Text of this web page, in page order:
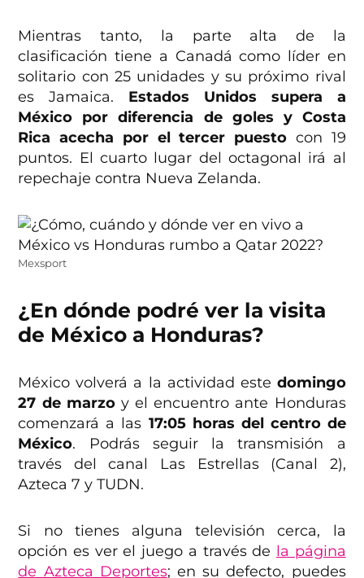
Mientras tanto, la parte alta de la
clasificación tiene a Canadá como líder en
solitario con 25 unidades y su próximo rival
es Jamaica. Estados Unidos supera a
México por diferencia de goles y Costa
Rica acecha por el tercer puesto con 19
puntos. El cuarto lugar del octagonal irá al
repechaje contra Nueva Zelanda.
Mexsport
¿En dónde podré ver la visita
de México a Honduras?
México volverá a la actividad este domingo
27 de marzoy el encuentro ante Honduras
comenzará a las 17:05 horas del centro de
México. Podrás seguir la transmisión a
través del canal Las Estrellas (Canal 2),
Azteca 7 y TUDN.
Si no tienes alguna televisión cerca, la
opción es ver el juego a través de la página
de Azteca Deportes; en su defecto, puedes